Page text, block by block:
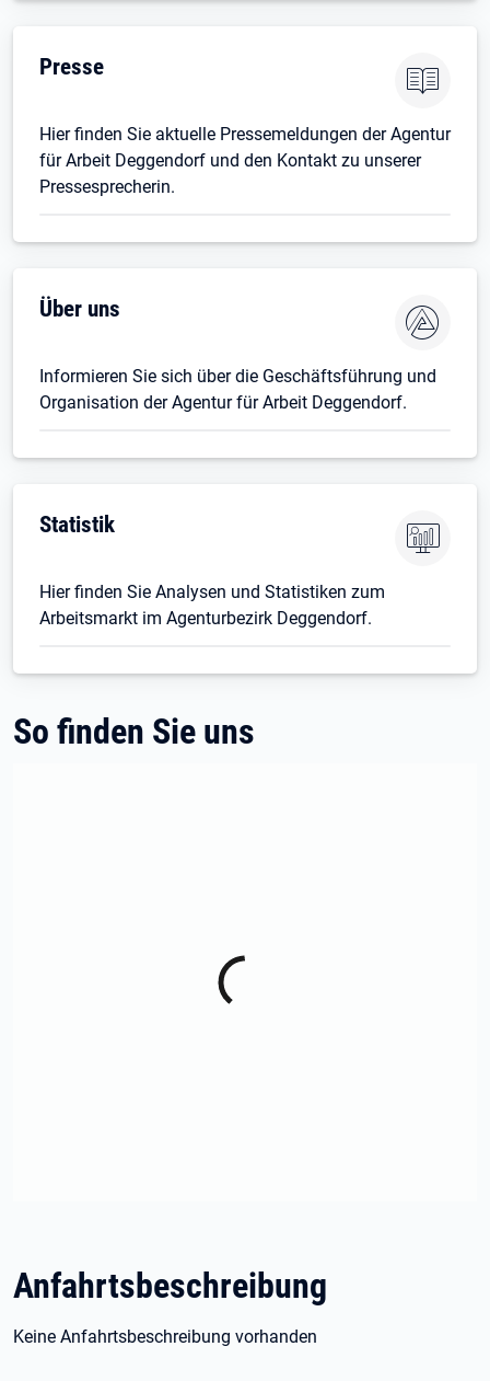
Presse
Hier finden Sie aktuelle Pressemeldungen der Agentur
für Arbeit Deggendorf und den Kontakt zu unserer
Pressesprecherin.
Über uns
Informieren Sie sich über die Geschäftsführung und
Organisation der Agentur für Arbeit Deggendorf.
Statistik
Hier finden Sie Analysen und Statistiken zum
Arbeitsmarkt im Agenturbezirk Deggendorf.
So finden Sie uns
Anfahrtsbeschreibung
Keine Anfahrtsbeschreibung vorhanden